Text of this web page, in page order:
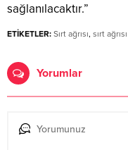
sağlanılacaktır.”
ETİKETLER: Sırt ağrısı, sırt
Yorumlar